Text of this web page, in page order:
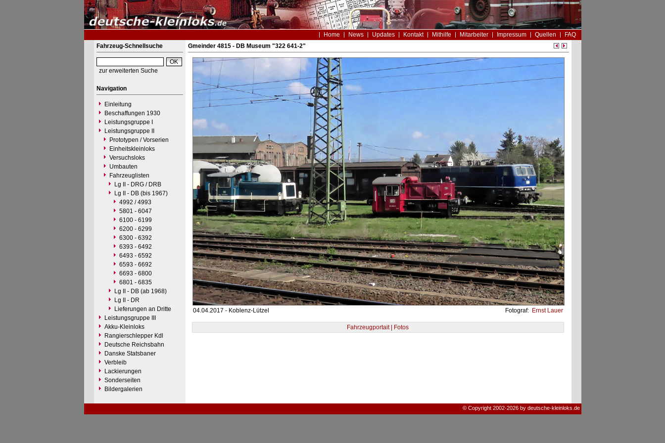
Home News Updates Kontakt Mithilfe Mitarbeiter Impressum Quellen
FAQ
Fahrzeug-Schnellsuche
zur erweiterten Suche
Navigation
Einleitung
Beschaffungen 1930
Leistungsgruppe I
Leistungsgruppe II
Prototypen / Vorserien
Einheitskleinloks
Versuchsloks
Umbauten
Fahrzeuglisten
Lg II - DRG / DRB
Lg II - DB (bis 1967)
4992 / 4993
5801 - 6047
6100 - 6199
6200 - 6299
6300 - 6392
6393 - 6492
6493 - 6592
6593 - 6692
6693 - 6800
6801 - 6835
Lg II - DB (ab 1968)
Lg II - DR
Lieferungen an Dritte
Leistungsgruppe III
Akku-Kleinloks
Rangierschlepper Kdl
Deutsche Reichsbahn
Danske Statsbaner
Verbleib
Lackierungen
Sonderseiten
Bildergalerien
Gmeinder 4815 - DB Museum "322 641-2"
04.04.2017 - Koblenz-Lützel Fotograf: Ernst Lauer
Fahrzeugportait | Fotos
© Copyright 2002-2026 by deutsche-kleinloks.de